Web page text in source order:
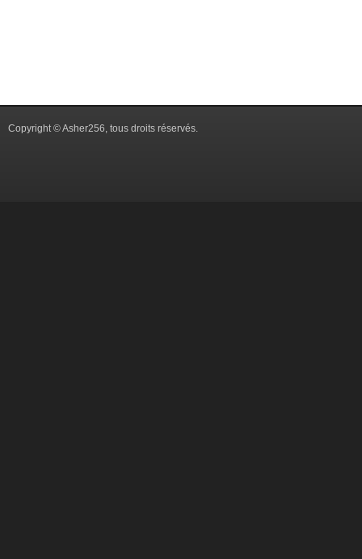
Copyright © Asher256, tous droits réservés.